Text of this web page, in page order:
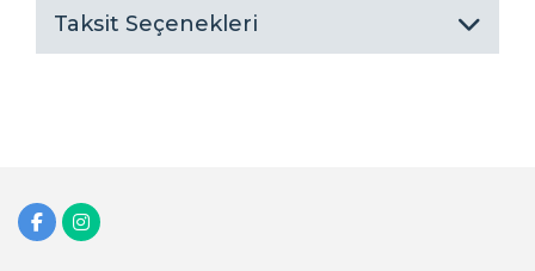
Taksit Seçenekleri